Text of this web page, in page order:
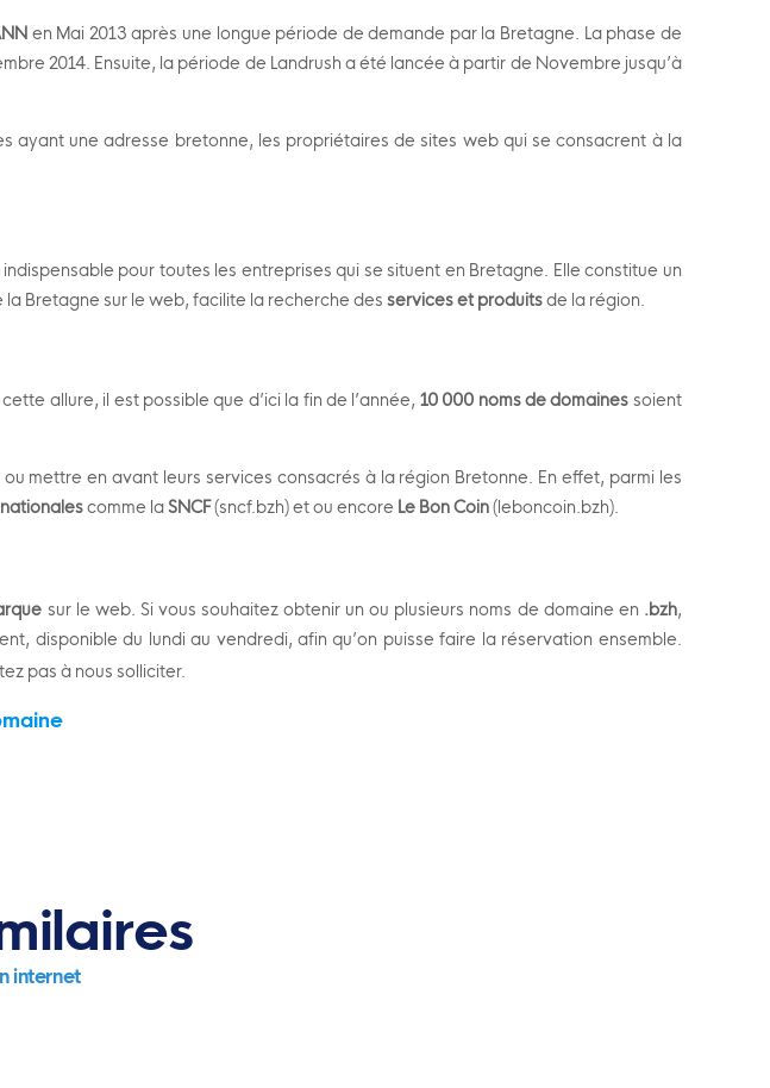
en Mai 2013 après une longue période de demande par la Bretagne. La phase de
2014. Ensuite, la période de Landrush a été lancée à partir de Novembre jusqu’à
ayant une adresse bretonne, les propriétaires de sites web qui se consacrent à la
indispensable pour toutes les entreprises qui se situent en Bretagne. Elle constitue un
la Bretagne sur le web, facilite la recherche des services et produitsde la région.
allure, il est possible que d’ici la fin de l’année, 10 000 noms de domaines soient
mettre en avant leurs services consacrés à la région Bretonne. En effet, parmi les
comme laSNCF(sncf.bzh) et ou encore Le Bon Coin(leboncoin.bzh).
sur le web. Si vous souhaitez obtenir un ou plusieurs noms de domaine en .bzh,
disponible du lundi au vendredi, afin qu’on puisse faire la réservation ensemble.
pas à nous solliciter.
internet